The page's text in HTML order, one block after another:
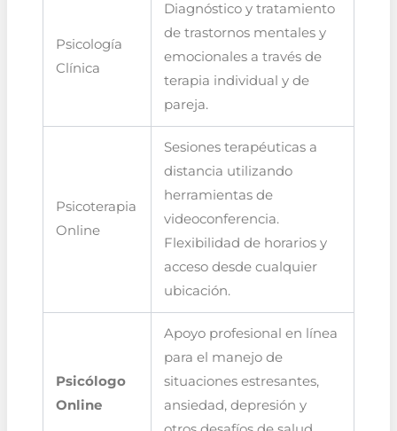
Psicología
Clínica
Diagnóstico y tratamiento
de trastornos mentales y
emocionales a través de
terapia individual y de
pareja.
Psicoterapia
Online
Sesiones terapéuticas a
distancia utilizando
herramientas de
videoconferencia.
Flexibilidad de horarios y
acceso desde cualquier
ubicación.
Psicólogo
Online
Apoyo profesional en línea
para el manejo de
situaciones estresantes,
ansiedad, depresión y